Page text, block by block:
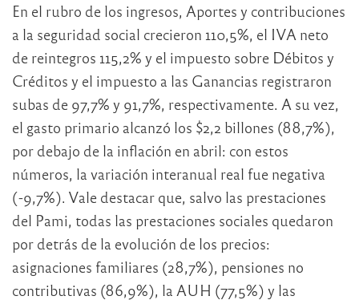
En el rubro de los ingresos, Aportes y contribuciones
a la seguridad social crecieron 110,5%, el IVA neto
de reintegros 115,2% y el impuesto sobre Débitos y
Créditos y el impuesto a las Ganancias registraron
subas de 97,7% y 91,7%, respectivamente. A su vez,
el gasto primario alcanzó los $2,2 billones (88,7%),
por debajo de la inflación en abril: con estos
números, la variación interanual real fue negativa
(-9,7%). Vale destacar que, salvo las prestaciones
del Pami, todas las prestaciones sociales quedaron
por detrás de la evolución de los precios:
asignaciones familiares (28,7%), pensiones no
contributivas (86,9%), la AUH (77,5%) y las